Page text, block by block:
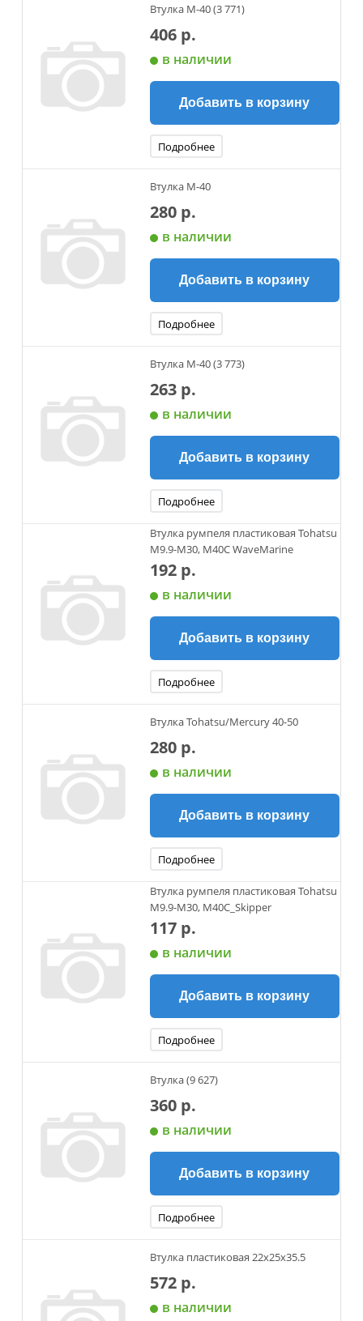
Втулка М-40 (3 771)
406 р.
в наличии
Добавить в корзину
Подробнее
Втулка М-40
280 р.
в наличии
Добавить в корзину
Подробнее
Втулка М-40 (3 773)
263 р.
в наличии
Добавить в корзину
Подробнее
Втулка румпеля пластиковая Tohatsu
M9.9-M30, M40C WaveMarine
192 р.
в наличии
Добавить в корзину
Подробнее
Втулка Tohatsu/Mercury 40-50
280 р.
в наличии
Добавить в корзину
Подробнее
Втулка румпеля пластиковая Tohatsu
M9.9-M30, M40C_Skipper
117 р.
в наличии
Добавить в корзину
Подробнее
Втулка (9 627)
360 р.
в наличии
Добавить в корзину
Подробнее
Втулка пластиковая 22x25x35.5
572 р.
в наличии